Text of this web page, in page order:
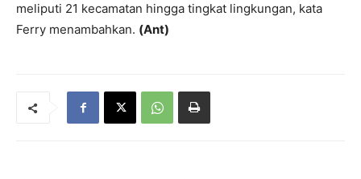
meliputi 21 kecamatan hingga tingkat lingkungan, kata
Ferry menambahkan. (Ant)